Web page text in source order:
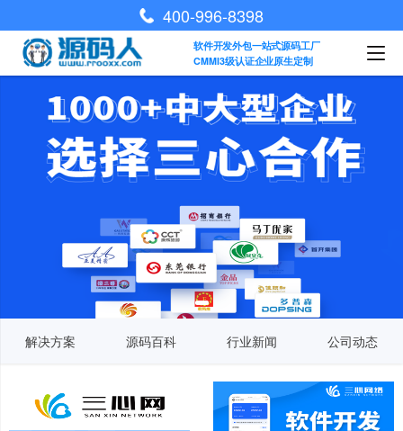
400-996-8398
软件开发外包一站式源码工厂
CMMI3级认证企业原生定制
解决方案 源码百科 行业新闻 公司动态